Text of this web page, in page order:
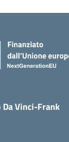
Da Vinci-Frank